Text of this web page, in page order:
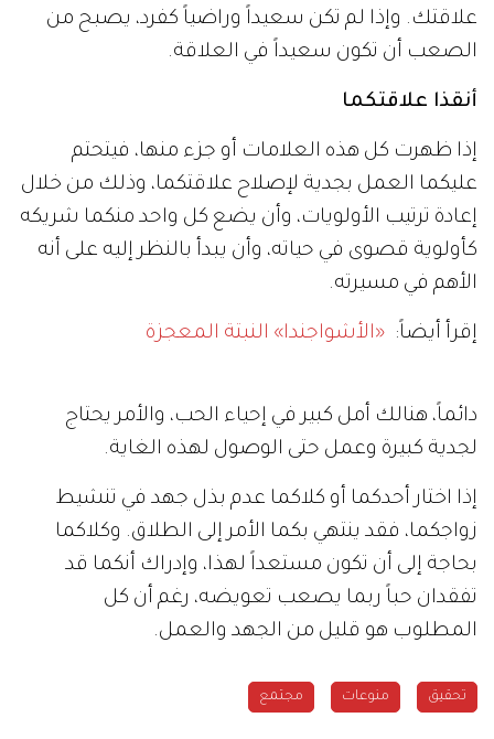
علاقتك. وإذا لم تكن سعيداً وراضياً كفرد، يصبح من
الصعب أن تكون سعيداً في العلاقة.
أنقذا علاقتكما
إذا ظهرت كل هذه العلامات أو جزء منها، فيتحتم
عليكما العمل بجدية لإصلاح علاقتكما، وذلك من خلال
إعادة ترتيب الأولويات، وأن يضع كل واحد منكما شريكه
كأولوية قصوى في حياته، وأن يبدأ بالنظر إليه على أنه
الأهم في مسيرته.
إقرأ أيضاً: «الأشواجندا» النبتة المعجزة
دائماً، هنالك أمل كبير في إحياء الحب، والأمر يحتاج
لجدية كبيرة وعمل حتى الوصول لهذه الغاية.
إذا اختار أحدكما أو كلاكما عدم بذل جهد في تنشيط
زواجكما، فقد ينتهي بكما الأمر إلى الطلاق. وكلاكما
بحاجة إلى أن تكون مستعداً لهذا، وإدراك أنكما قد
تفقدان حباً ربما يصعب تعويضه، رغم أن كل
المطلوب هو قليل من الجهد والعمل.
تحقيق منوعات مجتمع